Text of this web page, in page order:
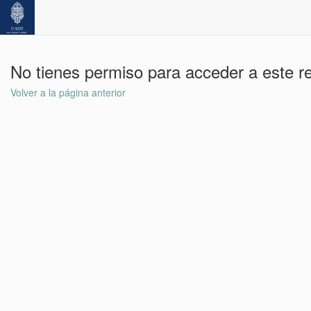
No tienes permiso para acceder a este
Volver a la página anterior